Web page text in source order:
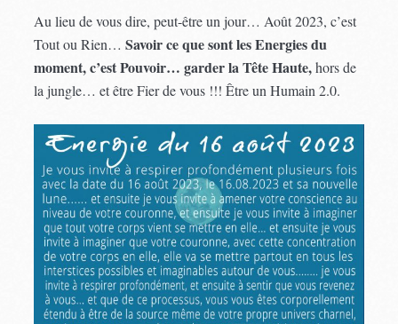
Au lieu de vous dire, peut-être un jour… Août 2023, c’est
Tout ou Rien…Savoir ce que sont les Energies du
moment, c’est Pouvoir… garder la Tête Haute,hors de
la jungle… et être Fier de vous !!! Être un Humain 2.0.